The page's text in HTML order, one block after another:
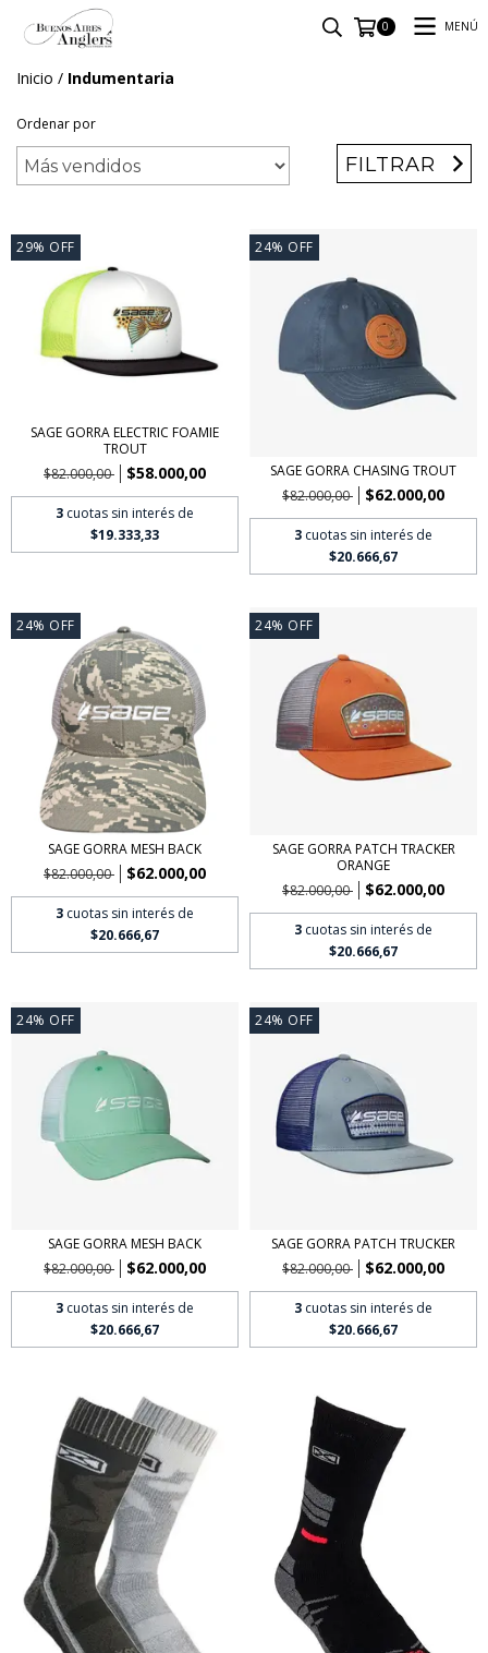
0 MENÚ
Inicio / Indumentaria
Ordenar por
FILTRAR
29% OFF
SAGE GORRA ELECTRIC FOAMIE
TROUT
$82.000,00
$58.000,00
3 cuotas sin interés de
$19.333,33
24% OFF
SAGE GORRA CHASING TROUT
$82.000,00
$62.000,00
3 cuotas sin interés de
$20.666,67
24% OFF
SAGE GORRA MESH BACK
$82.000,00
$62.000,00
3 cuotas sin interés de
$20.666,67
24% OFF
SAGE GORRA PATCH TRACKER
ORANGE
$82.000,00
$62.000,00
3 cuotas sin interés de
$20.666,67
24% OFF
SAGE GORRA MESH BACK
$82.000,00
$62.000,00
3 cuotas sin interés de
$20.666,67
24% OFF
SAGE GORRA PATCH TRUCKER
$82.000,00
$62.000,00
3 cuotas sin interés de
$20.666,67